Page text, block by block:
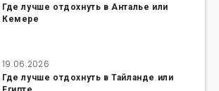
Где лучше отдохнуть в Анталье или
Кемере
19.06.2026
Где лучше отдохнуть в Тайланде или